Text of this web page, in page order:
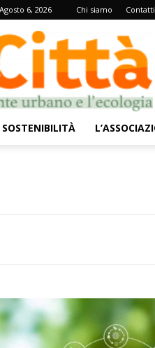
6, 2026 Chi siamo Contatti
SOSTENIBILITÀ